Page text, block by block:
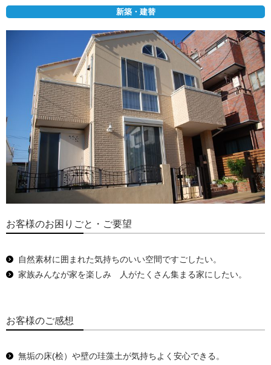
新築・建替
お客様のお困りごと・ご要望
自然素材に囲まれた気持ちのいい空間ですごしたい。
家族みんなが家を楽しみ 人がたくさん集まる家にしたい。
お客様のご感想
無垢の床(桧）や壁の珪藻土が気持ちよく安心できる。